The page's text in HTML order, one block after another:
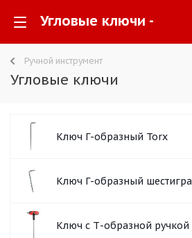
Угловые ключи -
Ручной инструмент
Угловые ключи
Ключ Г-образный Torx
Ключ Г-образный
Ключ с Т-образной ручкой